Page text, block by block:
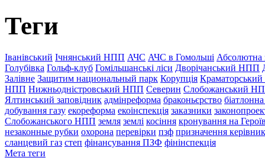
Теги
Іванівський Ічнянський НПП АЧС АЧС в Гомольші Абсолютна
Голубівка Гольф-клуб Гомільшанські ліси Дворічанський НПП
Залівне Защитим национальный парк Корупція
НПП Нижньодністровський НПП Северин Слобожанський
Ялтинський заповідник адмінреформа браконьєрство
добування газу екореформа екоінспекція заказники
Слобожанського НПП земля землі косіння кронування на
незаконные рубки охорона перевірки пзф призначення
сланцевий газ степ фінансування ПЗФ фінінспекція
Мета теги